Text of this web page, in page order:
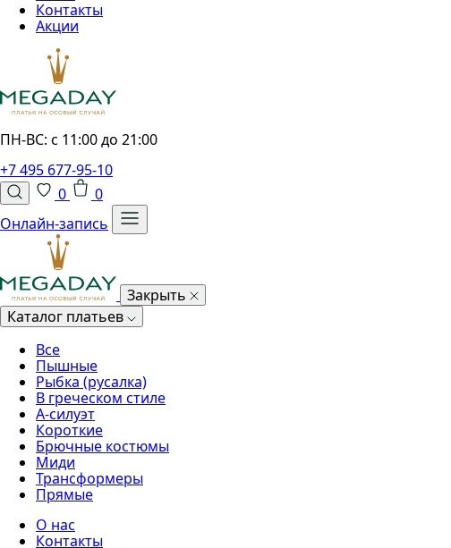
Контакты
Акции
ПН-ВС: с 11:00 до 21:00
+7 495 677-95-10
0
0
Онлайн-запись
Закрыть
Каталог платьев
Все
Пышные
Рыбка (русалка)
В греческом стиле
А-силуэт
Короткие
Брючные костюмы
Миди
Трансформеры
Прямые
О нас
Контакты